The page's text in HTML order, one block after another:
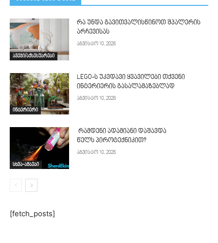
ავეჯი/აქსესუარები
რა უნდა გავითვალისწინოთ შპალერის
არჩევისას
აგვისტო 10, 2026
ინტერიერი
LEGO-ს უკვდავი ყვავილები თქვენი
ინტერიერის გასალამაზებლად
აგვისტო 10, 2026
სხვა-ამბები
რამდენი ადამიანი დაშავდა
წელს პიროტექნიკით?
აგვისტო 10, 2026
[fetch_posts]